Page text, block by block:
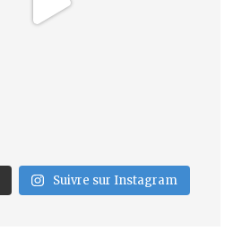
Suivre sur Instagram